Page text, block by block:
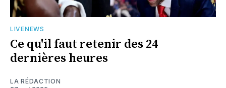
LIVENEWS
Ce qu'il faut retenir des 24
dernières heures
LA RÉDACTION